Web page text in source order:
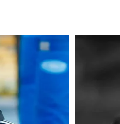
Испания уже не хочет
проводить чемпионат мира
05.08.26 23:40